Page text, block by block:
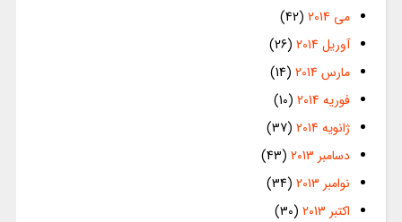
می 2014
(42)
آوریل 2014
(26)
مارس 2014
(14)
فوریه 2014
(10)
ژانویه 2014
(37)
دسامبر 2013
(43)
نوامبر 2013
(34)
اکتبر 2013
(30)